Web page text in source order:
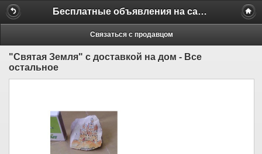
Бесплатные объявления на сайте MILAMO.ru
Связаться с продавцом
"Святая Земля" с доставкой на дом - Все
остальное